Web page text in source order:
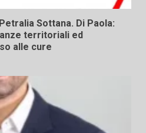
Sottana. Di Paola:
territoriali ed
alle cure